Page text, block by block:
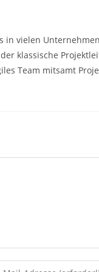
in vielen
klassische
Team mitsamt